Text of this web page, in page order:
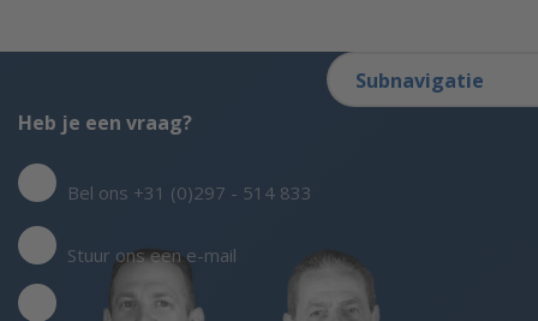
Subnavigatie
Heb je een vraag?
Bel ons +31 (0)297 - 514 833
Stuur ons een e-mail